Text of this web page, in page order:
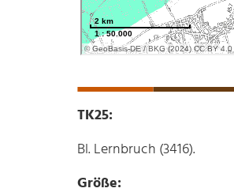
TK25:
Bl. Lernbruch (3416).
Größe: